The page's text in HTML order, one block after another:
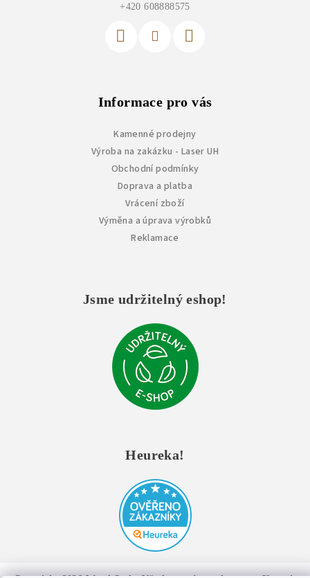
+420 608888575
Informace pro vás
Kamenné prodejny
Výroba na zakázku - Laser UH
Obchodní podmínky
Doprava a platba
Vrácení zboží
Výměna a úprava výrobků
Reklamace
Jsme udržitelný eshop!
Heureka!